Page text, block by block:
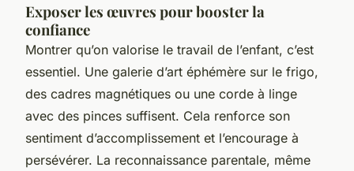
Exposer les œuvres pour booster la
confiance
Montrer qu’on valorise le travail de l’enfant, c’est
essentiel. Une galerie d’art éphémère sur le frigo,
des cadres magnétiques ou une corde à linge
avec des pinces suffisent. Cela renforce son
sentiment d’accomplissement et l’encourage à
persévérer. La reconnaissance parentale, même